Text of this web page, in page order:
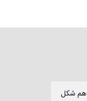
هم شکل